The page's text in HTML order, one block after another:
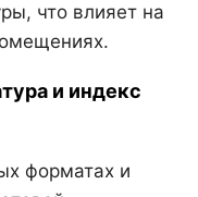
что влияет на
и индекс
форматах и